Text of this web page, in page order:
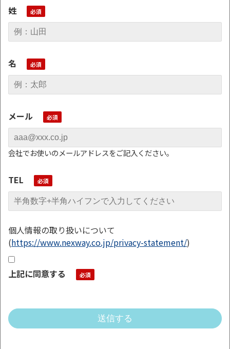
姓
名
メール
会社でお使いのメールアドレスをご記入ください。
TEL
個人情報の取り扱いについて
(https://www.nexway.co.jp/privacy-statement/)
上記に同意する